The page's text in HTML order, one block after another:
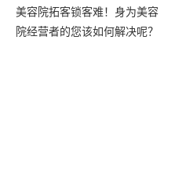
美容院拓客锁客难！身为美容
院经营者的您该如何解决呢？